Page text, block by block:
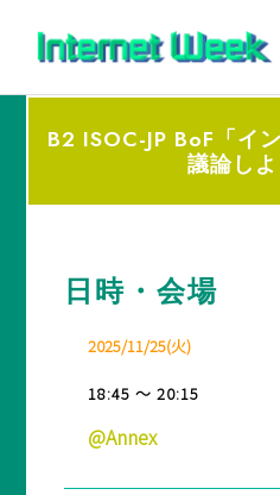
Internet Week とは
主催・後援・委員
B2 ISOC-JP BoF「イ
議論しよ
日時・会場
2025/11/25(火)
18:45 ～ 20:15
@Annex